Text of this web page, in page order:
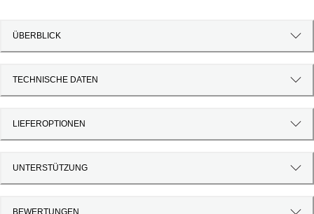
ÜBERBLICK
TECHNISCHE DATEN
LIEFEROPTIONEN
UNTERSTÜTZUNG